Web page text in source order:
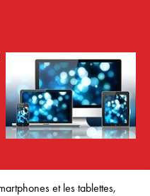
et les tablettes,